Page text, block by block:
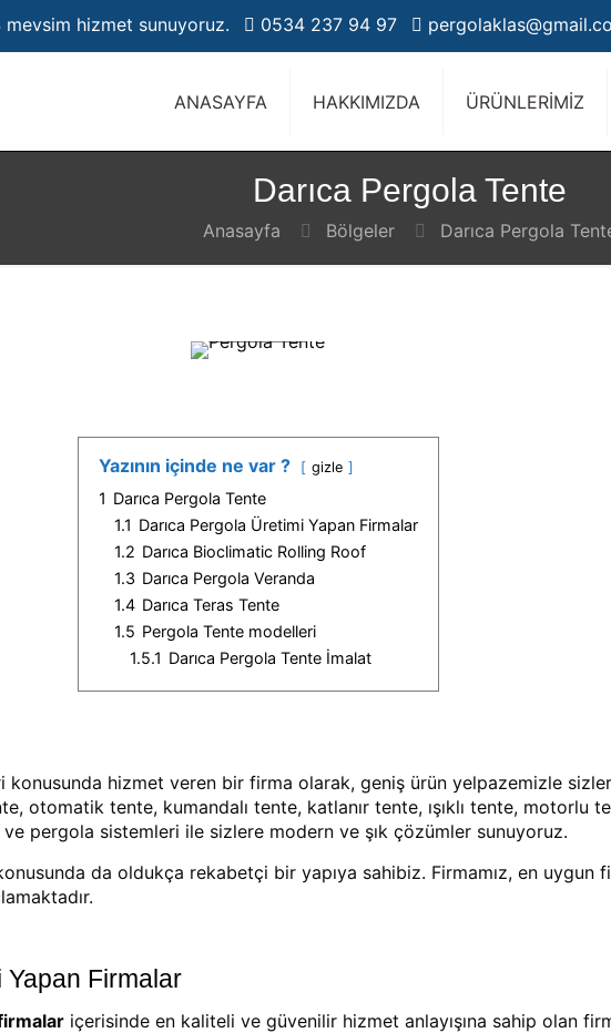
hizmet sunuyoruz. 0534 237 94 97
ANASAYFA HAKKIMIZDA ÜRÜNLERİMİZ
Darıca Pergola Tente
Anasayfa Bölgeler Darıca Pergola
Yazının içinde ne var ? gizle
1 Darıca Pergola Tente
1.1 Darıca Pergola Üretimi Yapan Firmalar
1.2 Darıca Bioclimatic Rolling Roof
1.3 Darıca Pergola Veranda
1.4 Darıca Teras Tente
1.5 Pergola Tente modelleri
1.5.1 Darıca Pergola Tente İmalat
konusunda hizmet veren bir firma olarak, geniş ürün yelpazemizle
otomatik tente, kumandalı tente, katlanır tente, ışıklı tente, motorlu
pergola sistemleri ile sizlere modern ve şık çözümler sunuyoruz.
da oldukça rekabetçi bir yapıya sahibiz. Firmamız, en uygun
Yapan Firmalar
içerisinde en kaliteli ve güvenilir hizmet anlayışına sahip olan